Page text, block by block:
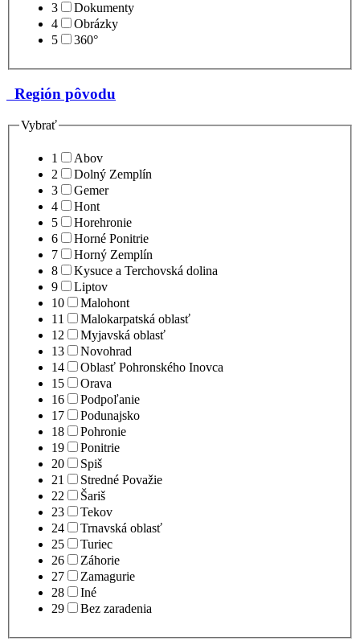
3
Dokumenty
4
Obrázky
5
360°
Región pôvodu
Vybrať
1
Abov
2
Dolný Zemplín
3
Gemer
4
Hont
5
Horehronie
6
Horné Ponitrie
7
Horný Zemplín
8
Kysuce a Terchovská dolina
9
Liptov
10
Malohont
11
Malokarpatská oblasť
12
Myjavská oblasť
13
Novohrad
14
Oblasť Pohronského Inovca
15
Orava
16
Podpoľanie
17
Podunajsko
18
Pohronie
19
Ponitrie
20
Spiš
21
Stredné Považie
22
Šariš
23
Tekov
24
Trnavská oblasť
25
Turiec
26
Záhorie
27
Zamagurie
28
Iné
29
Bez zaradenia